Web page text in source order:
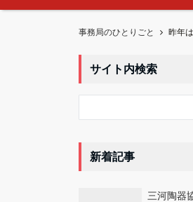
事務局のひとりごと
サイト内検索
新着記事
三河陶器